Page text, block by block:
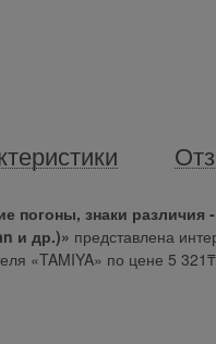
погоны, знаки
и др.)» представлена
«TAMIYA» по цене 5